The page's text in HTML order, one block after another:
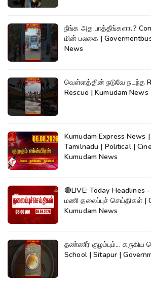
நீங்க அத பாத்தீங்களா..?
மின் பலகை |
News
வெள்ளத்தின் நடுவே நடந்த Rescue |
Rescue | Kumudam News
Kumudam Express News
Tamilnadu | Political |
Kumudam News
🔴LIVE: Today Headlines
மணி தலைப்புச் செய்திகள் |
Kumudam News
தண்ணீர் குழம்பும்... கருகிய
School | Sitapur |